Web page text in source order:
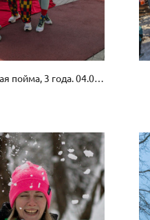
5 вёрст Павшинская пойма, 3 года. 04.06.26